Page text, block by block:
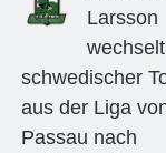
Larsson
schwedischer
aus der Liga
Passau nach